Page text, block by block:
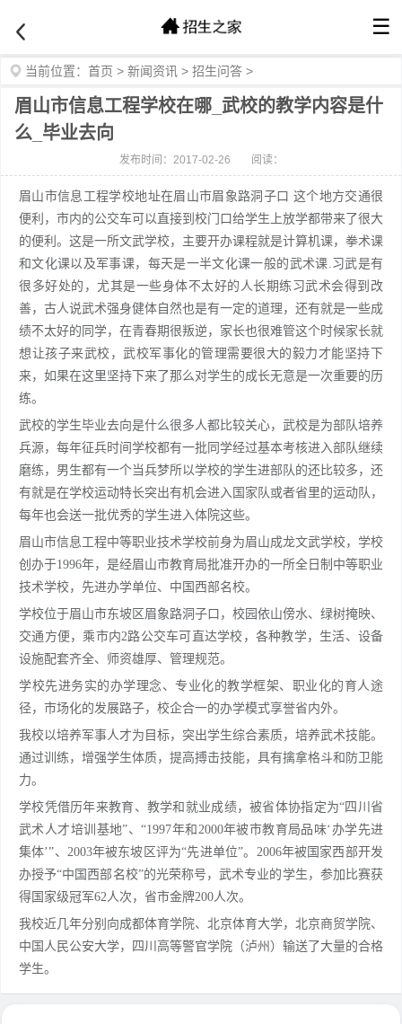
☰
当前位置： 首页 > 新闻资讯 > 招生问答 >
眉山市信息工程学校在哪_武校的教学内容是什
么_毕业去向
发布时间：2017-02-26 阅读：
眉山市信息工程学校地址在眉山市眉象路洞子口 这个地方交通很
便利，市内的公交车可以直接到校门口给学生上放学都带来了很大
的便利。这是一所文武学校，主要开办课程就是计算机课，拳术课
和文化课以及军事课，每天是一半文化课一般的武术课.习武是有
很多好处的，尤其是一些身体不太好的人长期练习武术会得到改
善，古人说武术强身健体自然也是有一定的道理，还有就是一些成
绩不太好的同学，在青春期很叛逆，家长也很难管这个时候家长就
想让孩子来武校，武校军事化的管理需要很大的毅力才能坚持下
来，如果在这里坚持下来了那么对学生的成长无意是一次重要的历
练。
武校的学生毕业去向是什么很多人都比较关心，武校是为部队培养
兵源，每年征兵时间学校都有一批同学经过基本考核进入部队继续
磨练，男生都有一个当兵梦所以学校的学生进部队的还比较多，还
有就是在学校运动特长突出有机会进入国家队或者省里的运动队，
每年也会送一批优秀的学生进入体院这些。
眉山市信息工程中等职业技术学校前身为眉山成龙文武学校，学校
创办于1996年，是经眉山市教育局批准开办的一所全日制中等职业
技术学校，先进办学单位、中国西部名校。
学校位于眉山市东坡区眉象路洞子口，校园依山傍水、绿树掩映、
交通方便，乘市内2路公交车可直达学校，各种教学，生活、设备
设施配套齐全、师资雄厚、管理规范。
学校先进务实的办学理念、专业化的教学框架、职业化的育人途
径，市场化的发展路子，校企合一的办学模式享誉省内外。
我校以培养军事人才为目标，突出学生综合素质，培养武术技能。
通过训练，增强学生体质，提高搏击技能，具有擒拿格斗和防卫能
力。
学校凭借历年来教育、教学和就业成绩，被省体协指定为“四川省
武术人才培训基地”、“1997年和2000年被市教育局品味‘办学先进
集体’”、2003年被东坡区评为“先进单位”。2006年被国家西部开发
办授予“中国西部名校”的光荣称号，武术专业的学生，参加比赛获
得国家级冠军62人次，省市金牌200人次。
我校近几年分别向成都体育学院、北京体育大学，北京商贸学院、
中国人民公安大学，四川高等警官学院（泸州）输送了大量的合格
学生。